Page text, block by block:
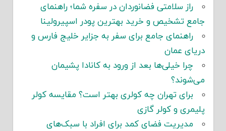
راز سلامتی فضانوردان در سفره شما؛ راهنمای
جامع تشخیص و خرید بهترین پودر اسپیرولینا
راهنمای جامع برای سفر به جزایر خلیج فارس و
دریای عمان
چرا خیلی‌ها بعد از ورود به کانادا پشیمان
می‌شوند؟
برای تهران چه کولری بهتر است؟ مقایسه کولر
پلیمری و کولر گازی
مدیریت فضای کمد برای افراد با سبک‌های